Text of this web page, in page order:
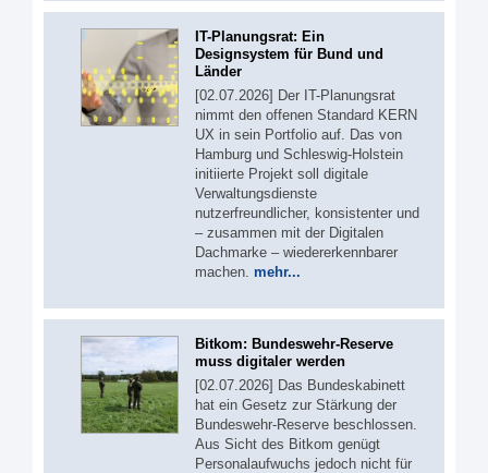
IT-Planungsrat: Ein
Designsystem für Bund und
Länder
[02.07.2026] Der IT-Planungsrat
nimmt den offenen Standard KERN
UX in sein Portfolio auf. Das von
Hamburg und Schleswig-Holstein
initiierte Projekt soll digitale
Verwaltungsdienste
nutzerfreundlicher, konsistenter und
– zusammen mit der Digitalen
Dachmarke – wiedererkennbarer
machen. mehr...
Bitkom: Bundeswehr-Reserve
muss digitaler werden
[02.07.2026] Das Bundeskabinett
hat ein Gesetz zur Stärkung der
Bundeswehr-Reserve beschlossen.
Aus Sicht des Bitkom genügt
Personalaufwuchs jedoch nicht für